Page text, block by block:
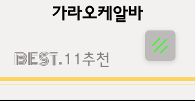
BEST.11추천
가라오케알바
가라오케알바